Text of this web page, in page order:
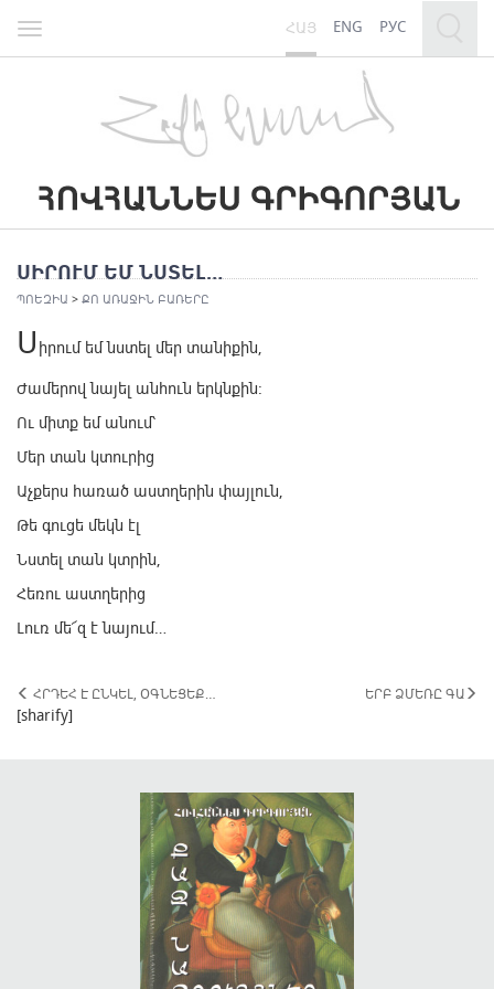
Toggle
navigation
ՀԱՅ ENG РУС
ՍԻՐՈՒՄ ԵՄ ՆՍՏԵԼ…
ՊՈԵԶԻԱ > ՔՈ ԱՌԱՋԻՆ ԲԱՌԵՐԸ
Ս իրում եմ նստել մեր տանիքին,
Ժամերով նայել անհուն երկնքին:
Ու միտք եմ անում՝
Մեր տան կտուրից
Աչքերս հառած աստղերին փայլուն,
Թե գուցե մեկն էլ
Նստել տան կտրին,
Հեռու աստղերից
Լուռ մե՜զ է նայում…
ՀՐԴԵՀ Է ԸՆԿԵԼ, ՕԳՆԵՑԵՔ… ԵՐԲ ՁՄԵՌԸ ԳԱ
[sharify]